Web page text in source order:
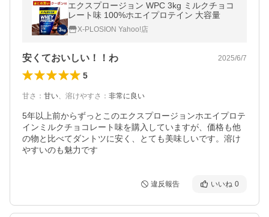
エクスプロージョン WPC 3kg ミルクチョコ
レート味 100%ホエイプロテイン 大容量
X-PLOSION Yahoo!店
安くておいしい！！わ 2025/6/7
5
甘さ ： 甘い、 溶けやすさ ： 非常に良い
5年以上前からずっとこのエクスプロージョンホエイプロテ
インミルクチョコレート味を購入していますが、価格も他
の物と比べてダントツに安く、とても美味しいです。溶け
やすいのも魅力です
違反報告 いいね 0